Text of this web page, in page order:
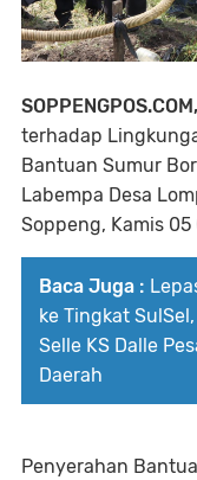
terhadap
Bantuan Sumur
Labempa Desa
Soppeng, Kamis 05
Baca Juga :
ke Tingkat
Selle KS Dalle
Daerah
Penyerahan